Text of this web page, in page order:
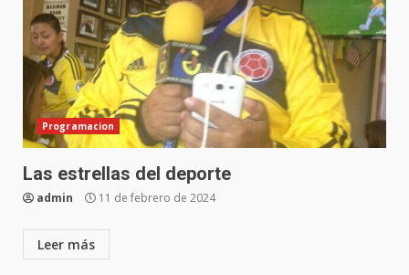
Programacion
Las estrellas del deporte
admin 11 de febrero de 2024
Leer más